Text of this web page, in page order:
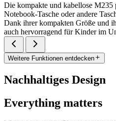
Die kompakte und kabellose M235
Notebook-Tasche oder andere
Dank ihrer kompakten Größe und
auch hervorragend für Kinder im
Weitere Funktionen entdecken
Nachhaltiges Design
Everything matters